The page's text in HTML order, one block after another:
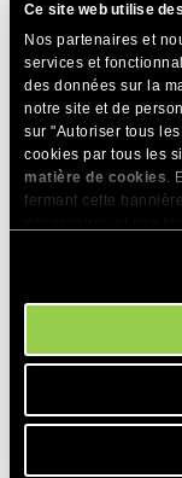
Ce site web utilise
Nos partenaires et
services et
des données sur la
notre site et de
sur "Autoriser tous
cookies par tous les
matière de cookies .
fermant cette
Images
Cliquez sur une
La remplacer et